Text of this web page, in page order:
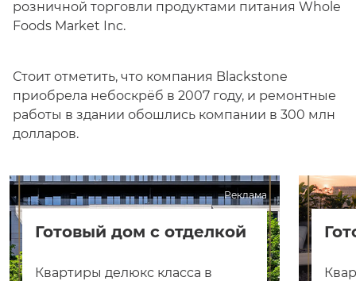
розничной торговли продуктами питания Whole
Foods Market Inc.
Стоит отметить, что компания Blackstone
приобрела небоскрёб в 2007 году, и ремонтные
работы в здании обошлись компании в 300 млн
долларов.
Реклама
Готовый дом с отделкой
Квартиры делюкс класса в